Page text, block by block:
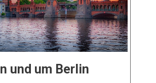
In und um Berlin